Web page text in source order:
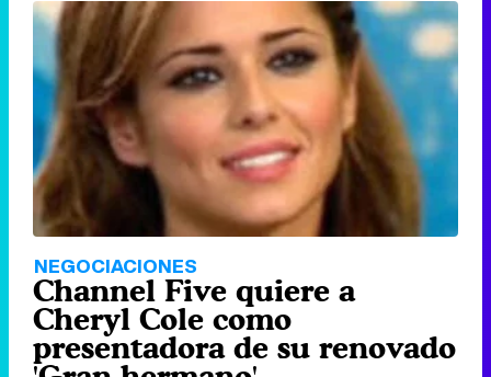
NEGOCIACIONES
Channel Five quiere a
Cheryl Cole como
presentadora de su renovado